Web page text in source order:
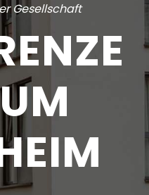
Gesellschaft